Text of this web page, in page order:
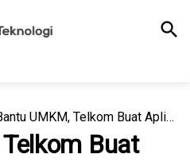
search
Bantu UMKM, Telkom Buat Aplikasi mySooltan, ini Fungsinya
Buat